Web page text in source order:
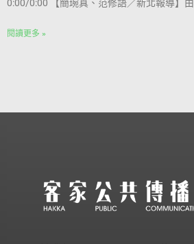
0:00/0:00 【簡琬真、范修語／新北報導】由
閱讀更多 »